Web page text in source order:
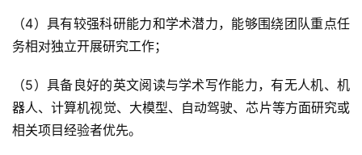
（4）具有较强科研能力和学术潜力，能够围绕团队重点任
务相对独立开展研究工作；
（5）具备良好的英文阅读与学术写作能力，有无人机、机
器人、计算机视觉、大模型、自动驾驶、芯片等方面研究或
相关项目经验者优先。